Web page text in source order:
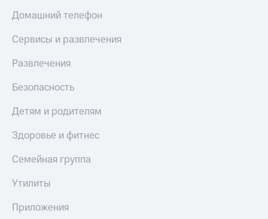
Домашний телефон
Сервисы и развлечения
Развлечения
Безопасность
Детям и родителям
Здоровье и фитнес
Семейная группа
Утилиты
Приложения